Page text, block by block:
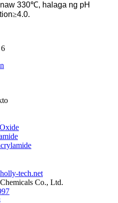
330℃, halaga ng pH
≥4.0.
tech.net
Co., Ltd.